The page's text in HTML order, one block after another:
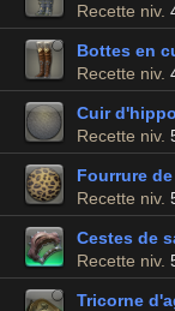
Recette niv.
Bottes en
Recette niv.
Cuir
Recette niv.
Fourrure
Recette niv.
Cestes de
Recette niv.
Tricorne